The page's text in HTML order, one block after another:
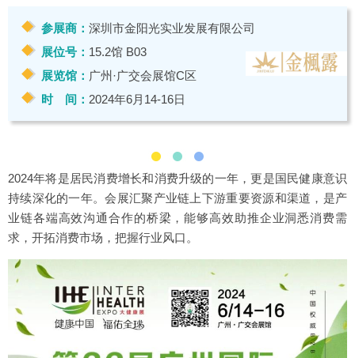
参展商： 深圳市金阳光实业发展有限公司
展位号： 15.2馆 B03
展览馆： 广州·广交会展馆C区
时 间： 2024年6月14-16日
2024年将是居民消费增长和消费升级的一年，更是国民健康意识
持续深化的一年。会展汇聚产业链上下游重要资源和渠道，是产
业链各端高效沟通合作的桥梁，能够高效助推企业洞悉消费需
求，开拓消费市场，把握行业风口。